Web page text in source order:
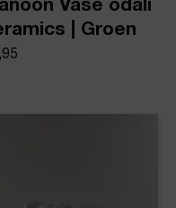
Vase odali
| Groen